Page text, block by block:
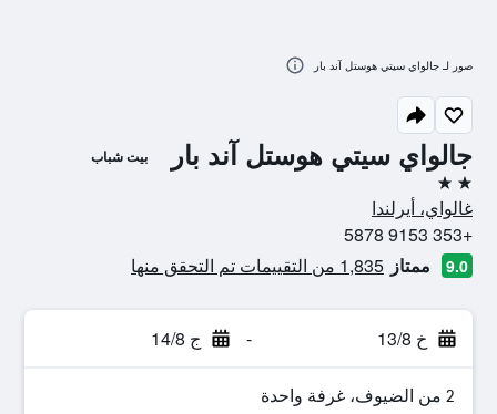
جالواي سيتي هوستل آند بار بيت شباب
2 نجمتين
غالواي، أيرلندا
+353 9153 5878
9.0 ممتاز 1,835 من التقييمات تم التحقق منها
خ 13/8 - ج 14/8
2 من الضيوف، غرفة واحدة
صور لـ جالواي سيتي هوستل آند بار